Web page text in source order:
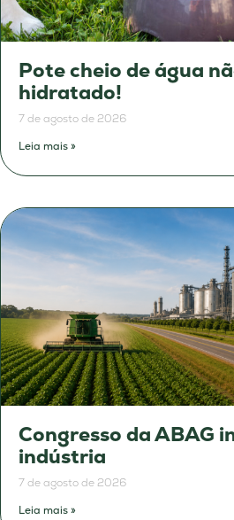
Pote cheio de água
hidratado!
7 de agosto de 2026
Leia mais »
Congresso da ABAG
indústria
7 de agosto de 2026
Leia mais »